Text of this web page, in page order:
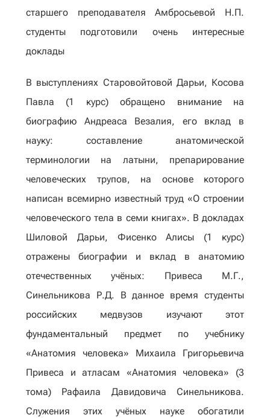
старшего преподавателя Амбросьевой Н.П.
студенты подготовили очень интересные
доклады
В выступлениях Старовойтовой Дарьи, Косова
Павла (1 курс) обращено внимание на
биографию Андреаса Везалия, его вклад в
науку: составление анатомической
терминологии на латыни, препарирование
человеческих трупов, на основе которого
написан всемирно известный труд «О строении
человеческого тела в семи книгах». В докладах
Шиловой Дарьи, Фисенко Алисы (1 курс)
отражены биографии и вклад в анатомию
отечественных учёных: Привеса М.Г.,
Синельникова Р.Д. В данное время студенты
российских медвузов изучают этот
фундаментальный предмет по учебнику
«Анатомия человека» Михаила Григорьевича
Привеса и атласам «Анатомия человека» (3
тома) Рафаила Давидовича Синельникова.
Служения этих учёных науке обогатили